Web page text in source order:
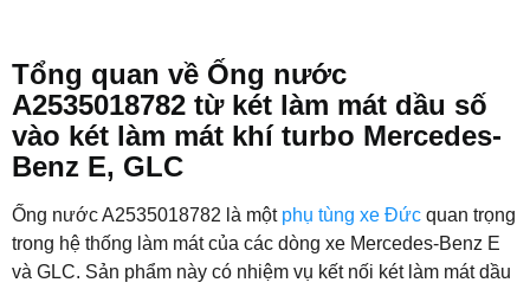
Tổng quan về Ống nước
A2535018782 từ két làm mát dầu số
vào két làm mát khí turbo Mercedes-
Benz E, GLC
Ống nước A2535018782 là một phụ tùng xe Đức quan trọng
trong hệ thống làm mát của các dòng xe Mercedes-Benz E
và GLC. Sản phẩm này có nhiệm vụ kết nối két làm mát dầu